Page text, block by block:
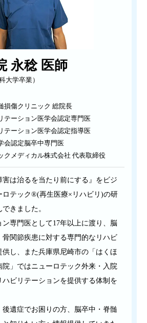
永稔 医師
大学卒業）
損傷クリニック 総院長
テーション医学会認定専門医
テーション医学会認定指導医
会認定脳卒中専門医
クメディカル株式会社 代表取締役
は治るを当たり前にする』をビジ
ロテック®(再生医療×リハビリ)の研
きました。
ン専門医として17年以上に渡り、脳
骨関節疾患に対する専門的なリハビ
供し、また兵庫県尼崎市の「はくほ
院」ではニューロテック外来・入院
ハビリテーションを提供する体制を
後遺症でお困りの方、脳卒中・脊髄